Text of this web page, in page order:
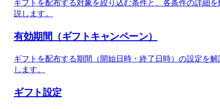
ギフトを配布する対象を絞り込む条件と、各条件の詳細を
説します。
有効期間（ギフトキャンペーン）
ギフトを配布する期間（開始日時・終了日時）の設定を解
します。
ギフト設定